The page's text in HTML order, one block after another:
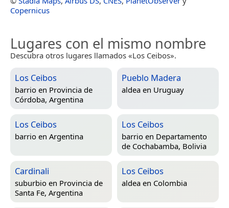
Copernicus
Lugares con el mismo nombre
Descubra otros lugares llamados «Los Ceibos».
Los Ceibos
barrio en Provincia de
Córdoba, Argentina
Pueblo Madera
aldea en Uruguay
Los Ceibos
barrio en Argentina
Los Ceibos
barrio en Departamento
de Cochabamba, Bolivia
Cardinali
suburbio en Provincia de
Santa Fe, Argentina
Los Ceibos
aldea en Colombia